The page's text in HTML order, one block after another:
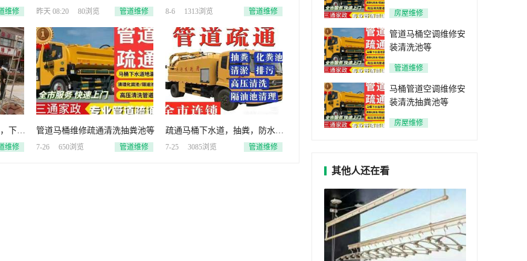
维修 昨天 08:20 80浏览 管道维修 8-6 1313浏览 管道维修
下水
维修
管道马桶维修疏通清洗抽粪池等
7-26 650浏览 管道维修
疏通马桶下水道，抽粪，防水补
漏
7-25 3085浏览 管道维修
房屋维修
管道马桶空调维修安
装清洗池等
管道维修
马桶管道空调维修安
装清洗抽粪池等
房屋维修
其他人还在看